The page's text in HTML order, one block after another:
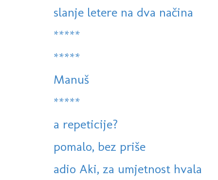
slanje letere na dva načina
*****
*****
Manuš
*****
a repeticije?
pomalo, bez priše
adio Aki, za umjetnost hvala